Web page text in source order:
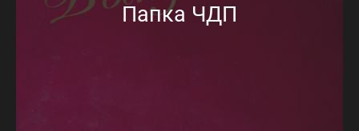
Папка ЧДП